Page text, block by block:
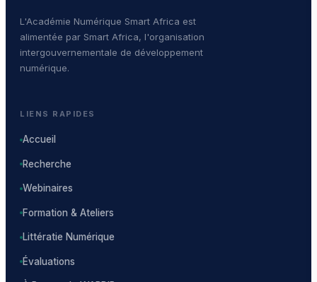
L'Académie Numérique Smart Africa est
alimentée par Smart Africa, l'organisation
intergouvernementale de développement
numérique.
LIENS RAPIDES
Accueil
Recherche
Webinaires
Formation & Ateliers
Littératie Numérique
Évaluations